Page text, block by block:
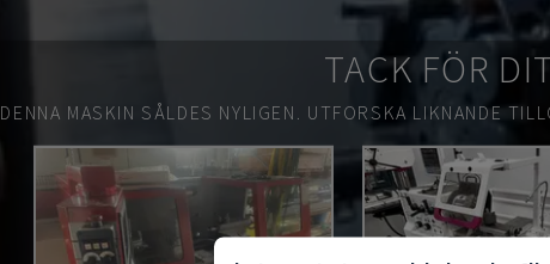
TACK FÖR
DENNA MASKIN SÅLDES NYLIGEN. UTFORSKA LIKNANDE